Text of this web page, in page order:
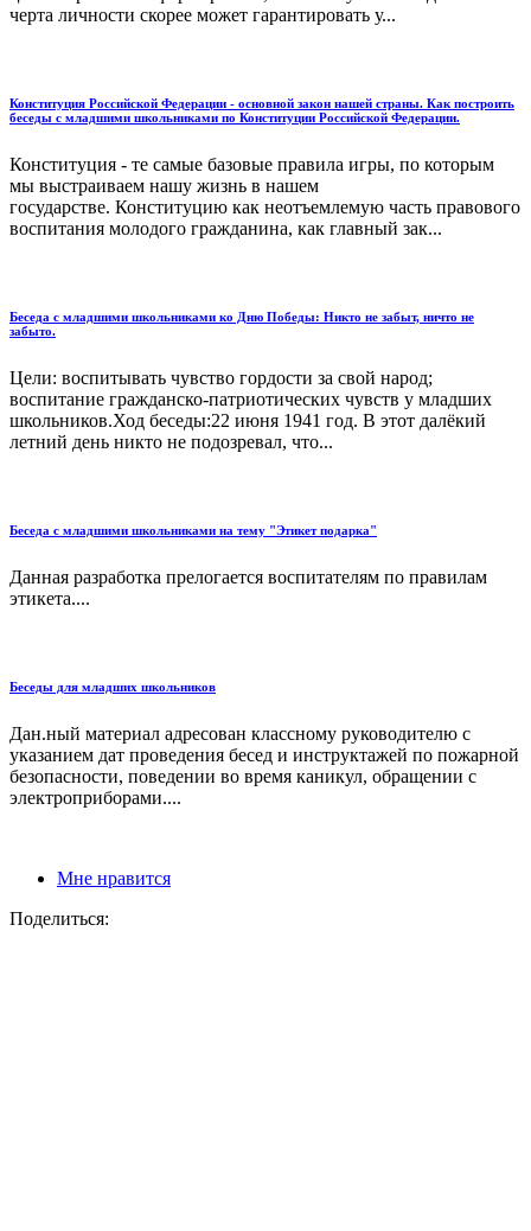
черта личности скорее может гарантировать у...
Конституция Российской Федерации - основной закон нашей страны. Как построить
беседы с младшими школьниками по Конституции Российской Федерации.
Конституция - те самые базовые правила игры, по которым
мы выстраиваем нашу жизнь в нашем
государстве. Конституцию как неотъемлемую часть правового
воспитания молодого гражданина, как главный зак...
Беседа с младшими школьниками ко Дню Победы: Никто не забыт, ничто не
забыто.
Цели: воспитывать чувство гордости за свой народ;
воспитание гражданско-патриотических чувств у младших
школьников.Ход беседы:22 июня 1941 год. В этот далёкий
летний день никто не подозревал, что...
Беседа с младшими школьниками на тему "Этикет подарка"
Данная разработка прелогается воспитателям по правилам
этикета....
Беседы для младших школьников
Дан.ный материал адресован классному руководителю с
указанием дат проведения бесед и инструктажей по пожарной
безопасности, поведении во время каникул, обращении с
электроприборами....
Мне нравится
Поделиться: